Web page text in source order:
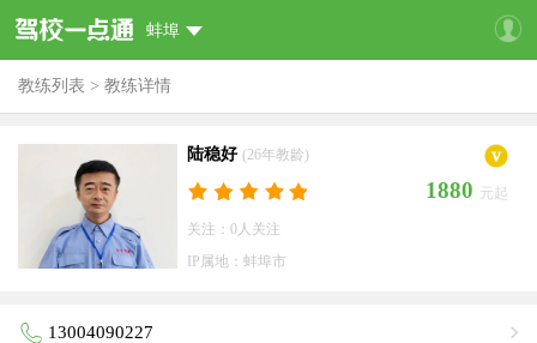
蚌埠
教练列表 > 教练详情
陆稳好 (26年教龄)
1880 元起
关注：0人关注
IP属地：蚌埠市
13004090227